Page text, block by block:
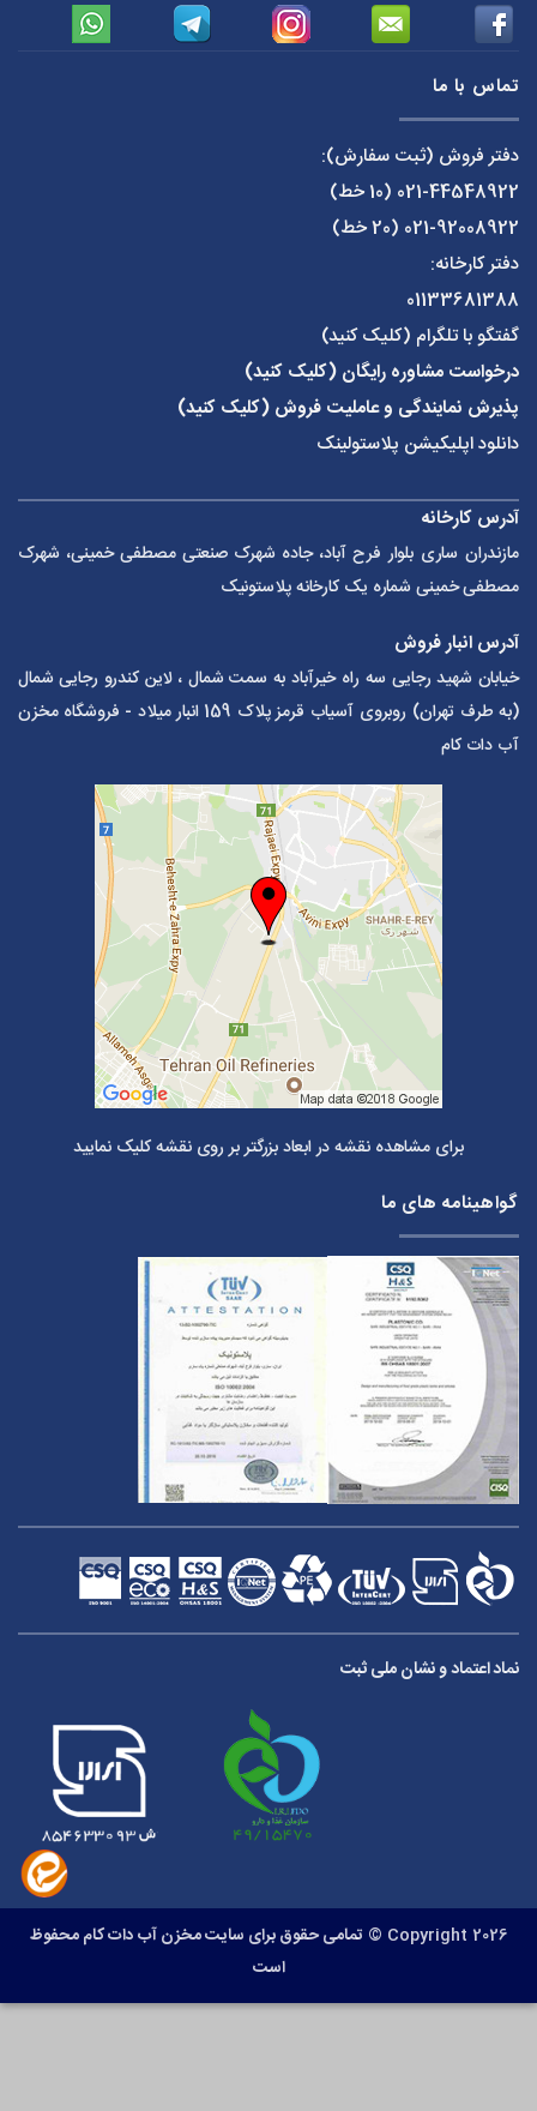
تماس با ما
دفتر فروش (ثبت سفارش):
021-44548922(10 خط)
021-92008922(20 خط)
دفتر کارخانه:
01133681388
گفتگو با تلگرام (کلیک کنید)
درخواست مشاوره رایگان (کلیک کنید)
پذیرش نمایندگی و عاملیت فروش (کلیک کنید)
دانلود اپلیکیشن پلاستولینک
آدرس کارخانه
مازندران ساری بلوار فرح آباد، جاده شهرک صنعتی مصطفی خمینی، شهرک
مصطفی خمینی شماره یک کارخانه پلاستونیک
آدرس انبار فروش
خیابان شهید رجایی سه راه خیرآباد به سمت شمال ، لاین کندرو رجایی شمال
(به طرف تهران) روبروی آسیاب قرمز پلاک 159 انبار میلاد - فروشگاه مخزن
آب دات کام
برای مشاهده نقشه در ابعاد بزرگتر بر روی نقشه کلیک نمایید
گواهینامه های ما
نماد اعتماد و نشان ملی ثبت
Copyright 2026 ©
تمامی حقوق برای سایت مخزن آب دات کام محفوظ
است